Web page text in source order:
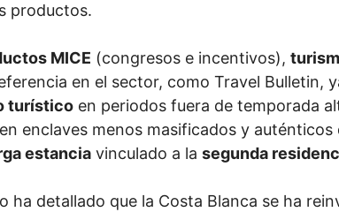
productos.
MICE (congresos e incentivos),
en el sector, como Travel Bulletin,
turístico en periodos fuera de temporada
enclaves menos masificados y auténticos
estancia vinculado a la segunda
detallado que la Costa Blanca se ha